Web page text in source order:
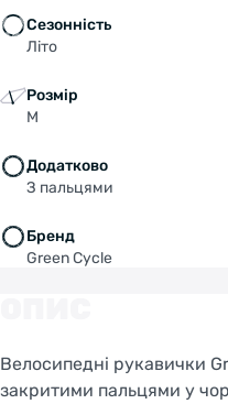
Сезонність
Літо
Розмір
M
Додатково
З пальцями
Бренд
Green Cycle
Велосипедні рукавички
закритими пальцями у
Do you want to
site or stay on